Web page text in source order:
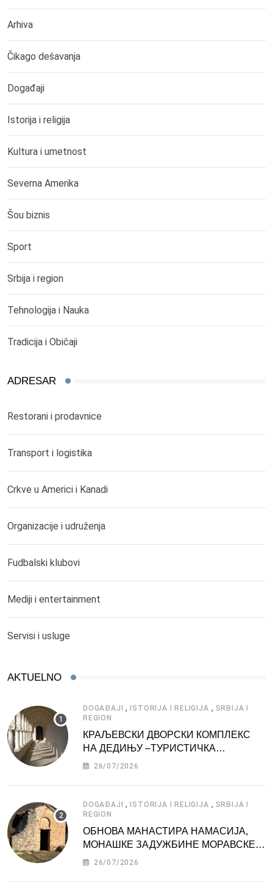
Arhiva
Čikago dešavanja
Događaji
Istorija i religija
Kultura i umetnost
Severna Amerika
Šou biznis
Sport
Srbija i region
Tehnologija i Nauka
Tradicija i Običaji
ADRESAR
Restorani i prodavnice
Transport i logistika
Crkve u Americi i Kanadi
Organizacije i udruženja
Fudbalski klubovi
Mediji i entertainment
Servisi i usluge
AKTUELNO
DOGAĐAJI , ISTORIJA I RELIGIJA , SRBIJA I
REGION
КРАЉЕВСКИ ДВОРСКИ КОМПЛЕКС
НА ДЕДИЊУ –ТУРИСТИЧКА
АТРАКЦИЈА
26/07/2026
DOGAĐAJI , ISTORIJA I RELIGIJA , SRBIJA I
REGION
ОБНОВА МАНАСТИРА НАМАСИЈА,
МОНАШКЕ ЗАДУЖБИНЕ МОРАВСКЕ
СРБИЈЕ
26/07/2026